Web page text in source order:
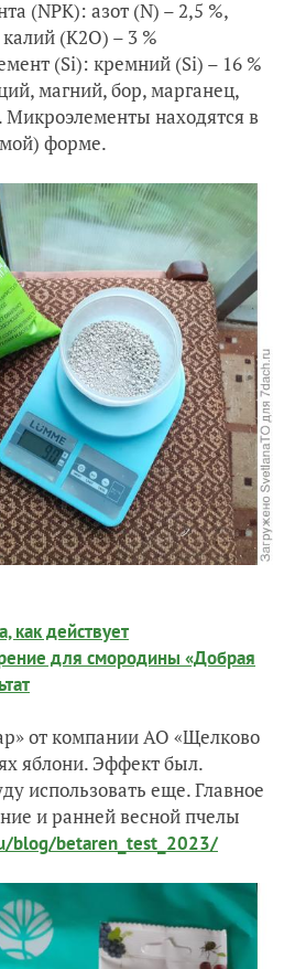
(NPK): азот (N) – 2,5 %,
(K2O) – 3 %
(Si): кремний (Si) – 16 %
магний, бор, марганец,
Микроэлементы находятся в
форме.
как действует
для смородины «Добрая
от компанииАО «Щелково
яблони. Эффект был.
использовать еще. Главное
и ранней весной пчелы
blog/betaren_test_2023/